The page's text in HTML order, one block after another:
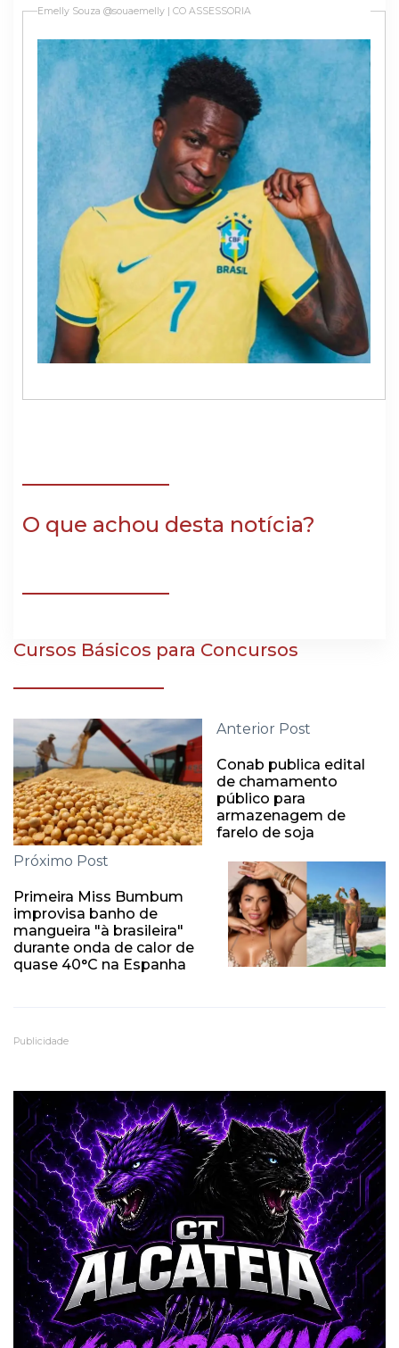
Emelly Souza @souaemelly | CO ASSESSORIA
O que achou desta notícia?
Cursos Básicos para Concursos
Anterior Post
Conab publica edital
de chamamento
público para
armazenagem de
farelo de soja
Próximo Post
Primeira Miss Bumbum
improvisa banho de
mangueira "à brasileira"
durante onda de calor de
quase 40°C na Espanha
Publicidade